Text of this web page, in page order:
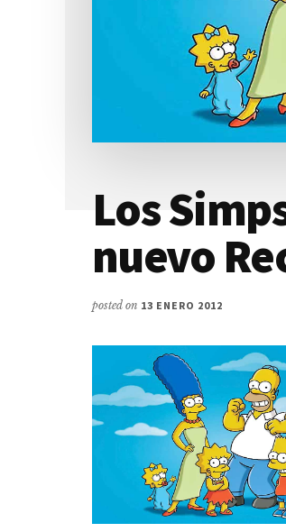
Los
nuevo
posted on 13 ENERO 2012